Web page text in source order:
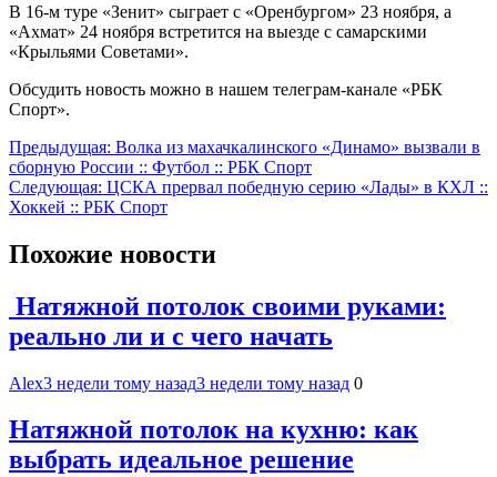
В 16-м туре «Зенит» сыграет с «Оренбургом» 23 ноября, а
«Ахмат» 24 ноября встретится на выезде с самарскими
«Крыльями Советами».
Обсудить новость можно в нашем телеграм-канале «РБК
Спорт».
Навигация
по
записям
Предыдущая: Волка из махачкалинского «Динамо» вызвали в
сборную России :: Футбол :: РБК Спорт
Следующая: ЦСКА прервал победную серию «Лады» в КХЛ ::
Хоккей :: РБК Спорт
Похожие новости
Натяжной потолок своими руками:
реально ли и с чего начать
Alex3 недели тому назад3 недели тому назад 0
Натяжной потолок на кухню: как
выбрать идеальное решение